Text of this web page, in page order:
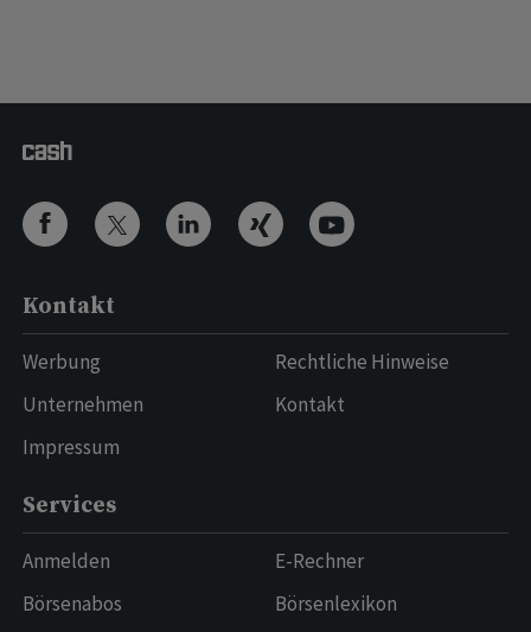
Kontakt
Werbung
Unternehmen
Impressum
Rechtliche Hinweise
Kontakt
Services
Anmelden
Börsenabos
E-Rechner
Börsenlexikon